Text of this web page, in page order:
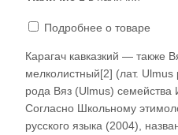
Подробнее о товаре
Карагач кавказкий — также
мелколистный[2] (лат.
рода Вяз (Ulmus) семейства
Согласно Школьному
русского языка (2004),